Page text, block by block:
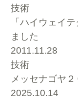
技術
「ハイウェイ
ました
2011.11.28
技術
メッセナゴヤ
2025.10.14